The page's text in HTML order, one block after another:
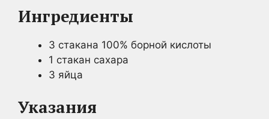
Ингредиенты
3 стакана 100% борной кислоты
1 стакан сахара
3 яйца
Указания